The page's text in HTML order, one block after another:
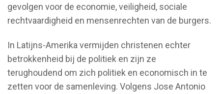
gevolgen voor de economie, veiligheid, sociale
rechtvaardigheid en mensenrechten van de burgers.
In Latijns-Amerika vermijden christenen echter
betrokkenheid bij de politiek en zijn ze
terughoudend om zich politiek en economisch in te
zetten voor de samenleving. Volgens Jose Antonio